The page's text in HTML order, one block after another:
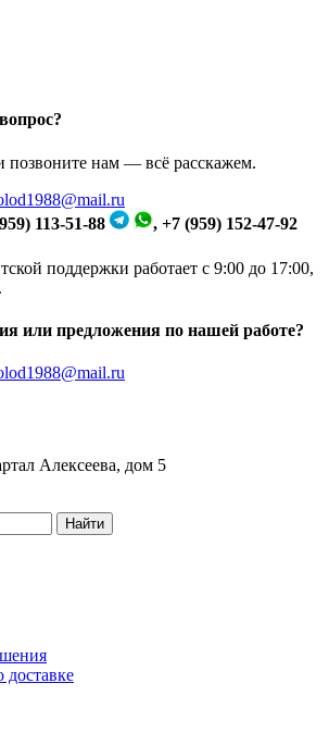
нам — всё расскажем.
113-51-88
, +7 (959) 152-47-92
поддержки работает с 9:00 до 17:00,
или предложения по нашей работе?
Алексеева, дом 5